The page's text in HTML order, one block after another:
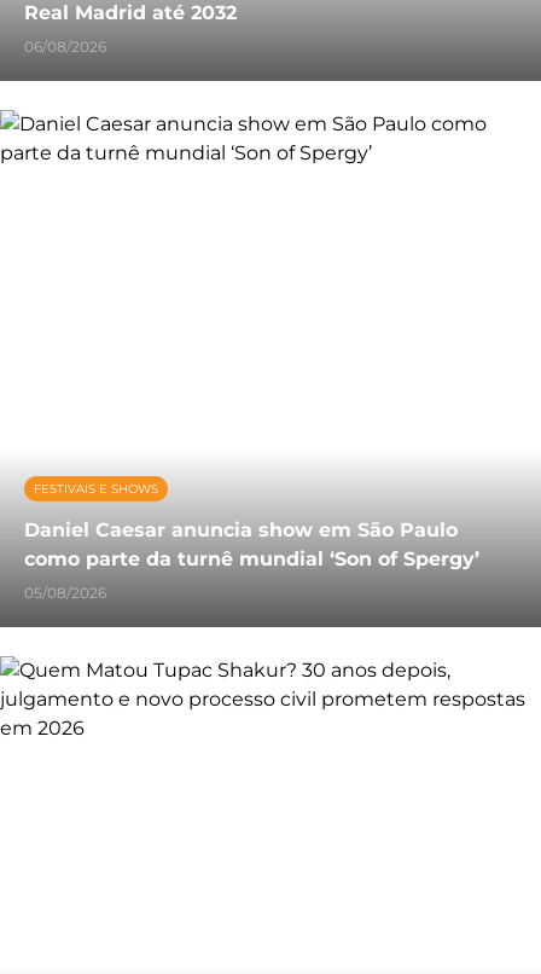
Real Madrid até 2032
06/08/2026
FESTIVAIS E SHOWS
Daniel Caesar anuncia show em São Paulo
como parte da turnê mundial ‘Son of Spergy’
05/08/2026